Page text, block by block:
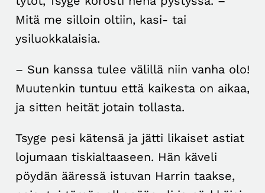
Mitä me silloin oltiin, kasi- tai
ysiluokkalaisia.
– Sun kanssa tulee välillä niin vanha olo!
Muutenkin tuntuu että kaikesta on aikaa,
ja sitten heität jotain tollasta.
Tsyge pesi kätensä ja jätti likaiset astiat
lojumaan tiskialtaaseen. Hän käveli
pöydän ääressä istuvan Harrin taakse,